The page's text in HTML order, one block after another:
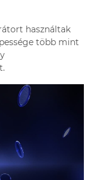
használtak
több mint